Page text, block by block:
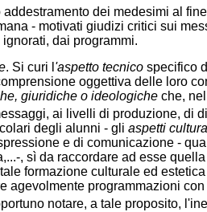
addestramento dei medesimi al
- motivati giudizi critici sui
dai programmi.
. Si curi l 'aspetto tecnico specifico
oggettiva delle loro
giuridiche o ideologiche che,
ai livelli di produzione, di
degli alunni - gli aspetti
e di comunicazione -
, sì da raccordare ad esse
formazione culturale ed
agevolmente programmazioni
notare, a tale proposito,